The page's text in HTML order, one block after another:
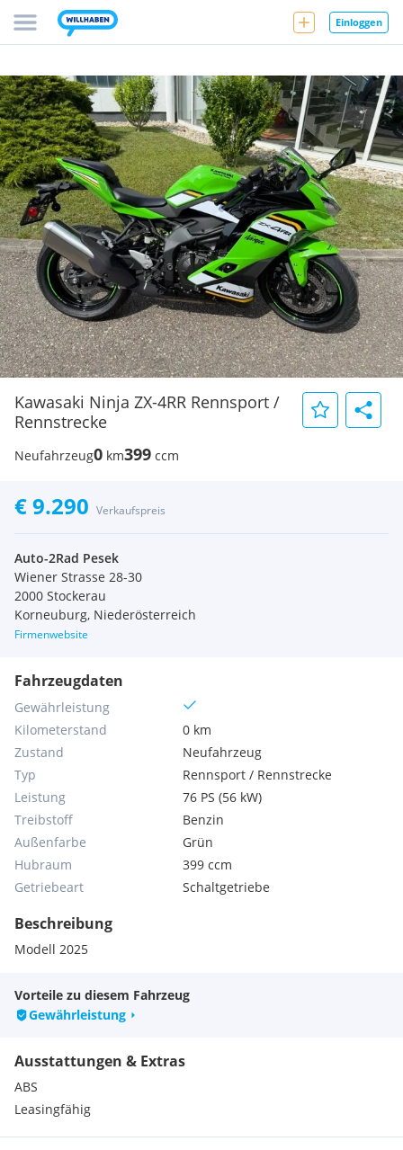
Einloggen
Kawasaki Ninja ZX-4RR Rennsport /
Rennstrecke
Neufahrzeug0 km399 ccm
€ 9.290 Verkaufspreis
Auto-2Rad Pesek
Wiener Strasse 28-30
2000 Stockerau
Korneuburg, Niederösterreich
Firmenwebsite
Fahrzeugdaten
Gewährleistung
Kilometerstand
0 km
Zustand
Neufahrzeug
Typ
Rennsport / Rennstrecke
Leistung
76 PS (56 kW)
Treibstoff
Benzin
Außenfarbe
Grün
Hubraum
399 ccm
Getriebeart
Schaltgetriebe
Beschreibung
Modell 2025
Vorteile zu diesem Fahrzeug
Gewährleistung
Ausstattungen & Extras
ABS
Leasingfähig